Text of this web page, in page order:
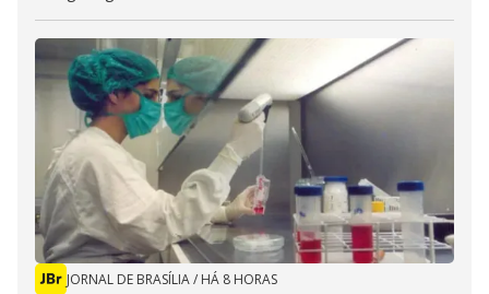
JORNAL DE BRASÍLIA/ HÁ 8 HORAS